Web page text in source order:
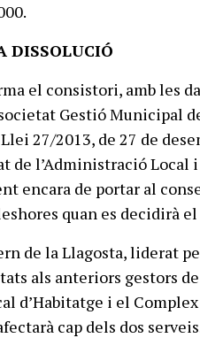
DISSOLUCIÓ
el consistori, amb les
Gestió Municipal
27/2013, de 27 de
de l’Administració Local
encara de portar al
quan es decidirà
de la Llagosta, liderat
als anteriors gestors
d’Habitatge i el
cap dels dos